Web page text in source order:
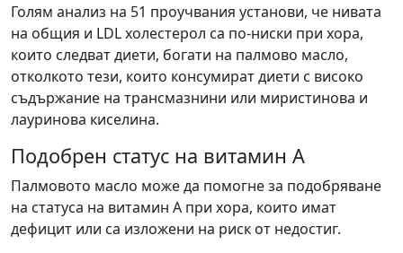
Голям анализ на 51 проучвания установи, че нивата
на общия и LDL холестерол са по-ниски при хора,
които следват диети, богати на палмово масло,
отколкото тези, които консумират диети с високо
съдържание на трансмазнини или миристинова и
лауринова киселина.
Подобрен статус на витамин А
Палмовото масло може да помогне за подобряване
на статуса на витамин А при хора, които имат
дефицит или са изложени на риск от недостиг.